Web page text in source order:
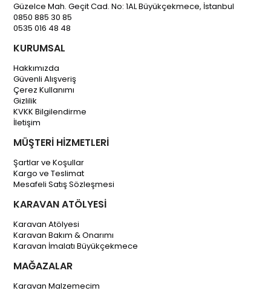
Güzelce Mah. Geçit Cad. No: 1AL Büyükçekmece, İstanbul
0850 885 30 85
0535 016 48 48
KURUMSAL
Hakkımızda
Güvenli Alışveriş
Çerez Kullanımı
Gizlilik
KVKK Bilgilendirme
İletişim
MÜŞTERİ HİZMETLERİ
Şartlar ve Koşullar
Kargo ve Teslimat
Mesafeli Satış Sözleşmesi
KARAVAN ATÖLYESİ
Karavan Atölyesi
Karavan Bakım & Onarımı
Karavan İmalatı Büyükçekmece
MAĞAZALAR
Karavan Malzemecim